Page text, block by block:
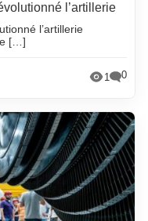
l’artillerie
l’artillerie
[…]
1 0